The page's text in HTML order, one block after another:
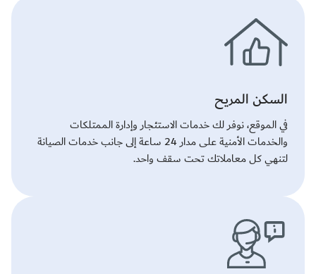
السكن المريح
في الموقع، نوفر لك خدمات الاستئجار وإدارة الممتلكات
والخدمات الأمنية على مدار 24 ساعة إلى جانب خدمات الصيانة
لتنهي كل معاملاتك تحت سقف واحد.